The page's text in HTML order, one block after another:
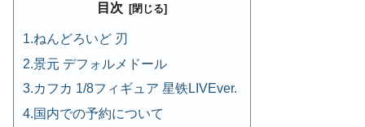
目次
ねんどろいど 刃
景元 デフォルメドール
カフカ 1/8フィギュア 星铁LIVEver.
国内での予約について